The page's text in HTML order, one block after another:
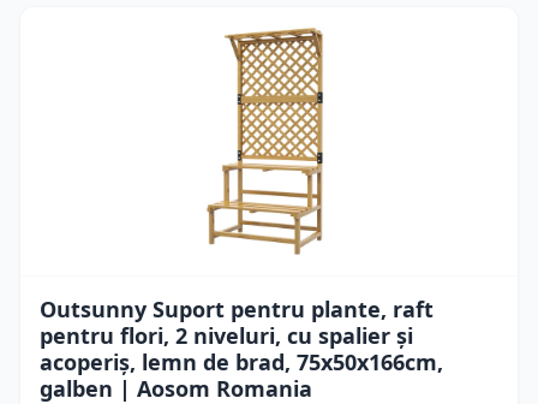
Outsunny Suport pentru plante, raft
pentru flori, 2 niveluri, cu spalier și
acoperiș, lemn de brad, 75x50x166cm,
galben | Aosom Romania